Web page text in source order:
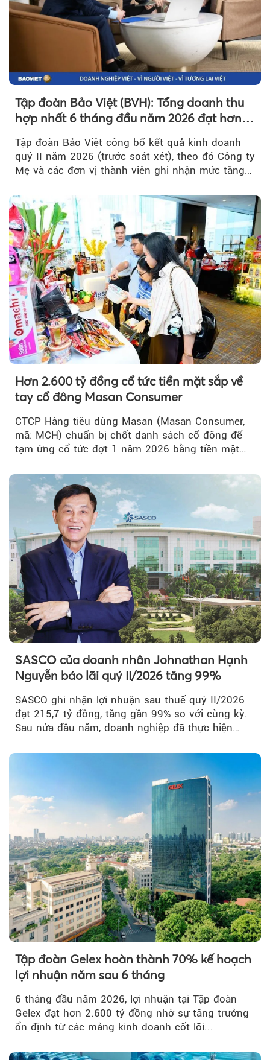
Tập đoàn Bảo Việt (BVH): Tổng doanh thu
hợp nhất 6 tháng đầu năm 2026 đạt hơn
32.000 tỷ đồng, tăng trưởng 9,2%
Tập đoàn Bảo Việt công bố kết quả kinh doanh
quý II năm 2026 (trước soát xét), theo đó Công ty
Mẹ và các đơn vị thành viên ghi nhận mức tăng
Hơn 2.600 tỷ đồng cổ tức tiền mặt sắp về
tay cổ đông Masan Consumer
CTCP Hàng tiêu dùng Masan (Masan Consumer,
mã: MCH) chuẩn bị chốt danh sách cổ đông để
tạm ứng cổ tức đợt 1 năm 2026 bằng tiền mặt
SASCO của doanh nhân Johnathan Hạnh
Nguyễn báo lãi quý II/2026 tăng 99%
SASCO ghi nhận lợi nhuận sau thuế quý II/2026
đạt 215,7 tỷ đồng, tăng gần 99% so với cùng kỳ.
Sau nửa đầu năm, doanh nghiệp đã thực hiện
Tập đoàn Gelex hoàn thành 70% kế hoạch
lợi nhuận năm sau 6 tháng
6 tháng đầu năm 2026, lợi nhuận tại Tập đoàn
Gelex đạt hơn 2.600 tỷ đồng nhờ sự tăng trưởng
ổn định từ các mảng kinh doanh cốt lõi...